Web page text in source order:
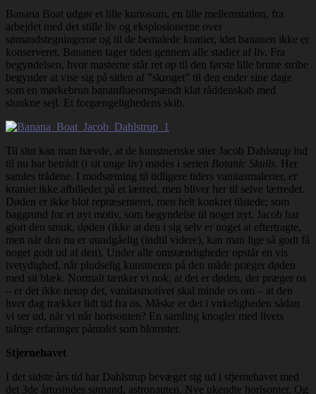
Banana Boat udgør et lille kuriosum, en lille mellemstation, fra
arbejdet med det stille liv og eksplosionerne over
sømandstegningerne og til de bemalede kranier, idet bananen ikke er
konserveret. Bananen tager tiden gennem alle stadier af liv. Fra
begyndelsen, hvor masterne står ret op til den første lille brune stribe
begynder at vise sig på siden af ”skroget” til den ender sine dage
som en mørkebrun bananflueomspændt klat råddenskab med
slunkne sejl. Et forgængelighedens skib.
Til slut kan man hævde, at de kunstneriske stier Jacob Dahlstrup ind
til nu har betrådt (i sit unge liv) mødes i serien Botanic Skulls. Her
samles trådene. I modsætning til tidligere tiders vanitasmalerier, er
kraniet ikke afbilledet på et lærred, men bliver her til selve lærredet.
Døden er ikke blot repræsenteret, men helt konkret tilstede; som
baggrund for et nyt motiv, som begyndelse til noget nyt. Jacob har
gjort den smuk, døden (ikke at den i sig selv er noget at eftertragte,
men når den nu er uundgåelig (indtil videre), kan man lige så godt få
noget godt ud af den). Under alle omstændigheder opstår en vis
tvetydighed, når pludselig kunstneren på den måde præger døden
med sit blæk. Normalt tænker vi nok, at det er døden, der præger os
– er det ikke netop det, vanitasmotivet skal minde os om – at den
hver dag trækker lidt tid fra os. Måske er det i virkeligheden sådan
vi ser ud, når vi når horisonten? En samling knogler med livets
talrige erfaringer påmalet som blomster.
Stjernehavet
I det sidste års tid har Dahlstrup bevæget sig ud i stjernehavet med
det 3de årtusindes sømand, astronauten. Nye ukendte horisonter. Og